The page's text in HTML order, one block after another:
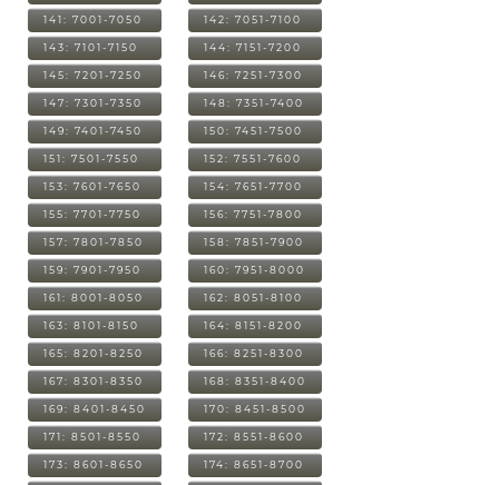
141: 7001-7050 142: 7051-7100
143: 7101-7150 144: 7151-7200
145: 7201-7250 146: 7251-7300
147: 7301-7350 148: 7351-7400
149: 7401-7450 150: 7451-7500
151: 7501-7550 152: 7551-7600
153: 7601-7650 154: 7651-7700
155: 7701-7750 156: 7751-7800
157: 7801-7850 158: 7851-7900
159: 7901-7950 160: 7951-8000
161: 8001-8050 162: 8051-8100
163: 8101-8150 164: 8151-8200
165: 8201-8250 166: 8251-8300
167: 8301-8350 168: 8351-8400
169: 8401-8450 170: 8451-8500
171: 8501-8550 172: 8551-8600
173: 8601-8650 174: 8651-8700